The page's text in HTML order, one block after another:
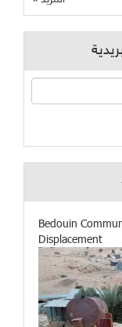
Bedouin
Displacement